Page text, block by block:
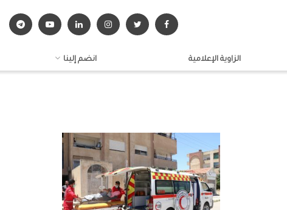
الزاوية الإعلامية انضم إلينا